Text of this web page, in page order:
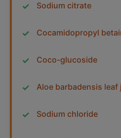
Sodium citrate
Cocamidopropyl
Coco-glucoside
Aloe barbadensis leaf
Sodium chloride